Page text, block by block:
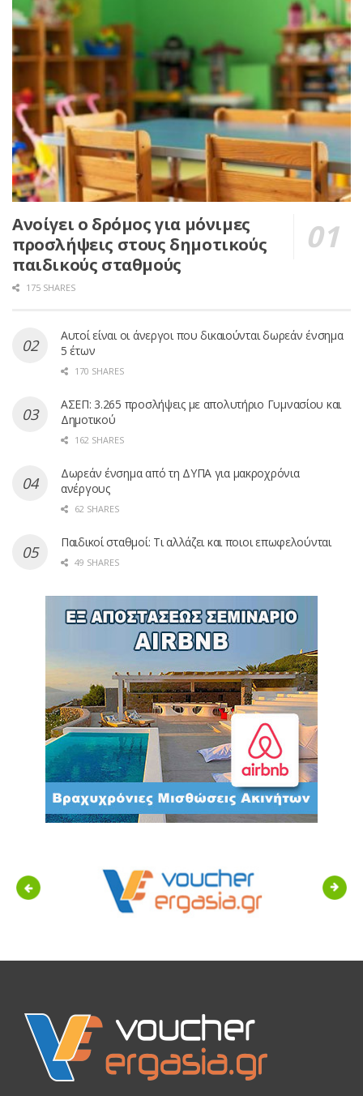
Ανοίγει ο δρόμος για μόνιμες
προσλήψεις στους δημοτικούς
παιδικούς σταθμούς
175 SHARES
Αυτοί είναι οι άνεργοι που δικαιούνται δωρεάν ένσημα
5 έτων
170 SHARES
ΑΣΕΠ: 3.265 προσλήψεις με απολυτήριο Γυμνασίου και
Δημοτικού
162 SHARES
Δωρεάν ένσημα από τη ΔΥΠΑ για μακροχρόνια
ανέργους
62 SHARES
Παιδικοί σταθμοί: Τι αλλάζει και ποιοι επωφελούνται
49 SHARES
Previous Next